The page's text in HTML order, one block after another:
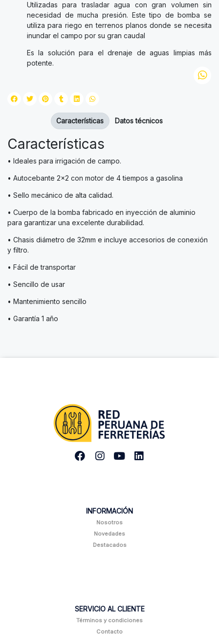
Utilizadas para trasladar agua con gran volumen sin
necesidad de mucha presión. Este tipo de bomba se
utiliza para riego en terrenos planos donde se necesita
inundar el campo por su gran caudal
Es la solución para el drenaje de aguas limpias más
potente.
Características
• Ideales para irrigación de campo.
• Autocebante 2x2 con motor de 4 tiempos a gasolina
• Sello mecánico de alta calidad.
• Cuerpo de la bomba fabricado en inyección de aluminio
para garantizar una excelente durabilidad.
• Chasis diámetro de 32mm e incluye accesorios de conexión
y filtro.
• Fácil de transportar
• Sencillo de usar
• Mantenimiento sencillo
• Garantía 1 año
Características Datos técnicos
INFORMACIÓN
Nosotros
Novedades
Destacados
SERVICIO AL CLIENTE
Términos y condiciones
Contacto